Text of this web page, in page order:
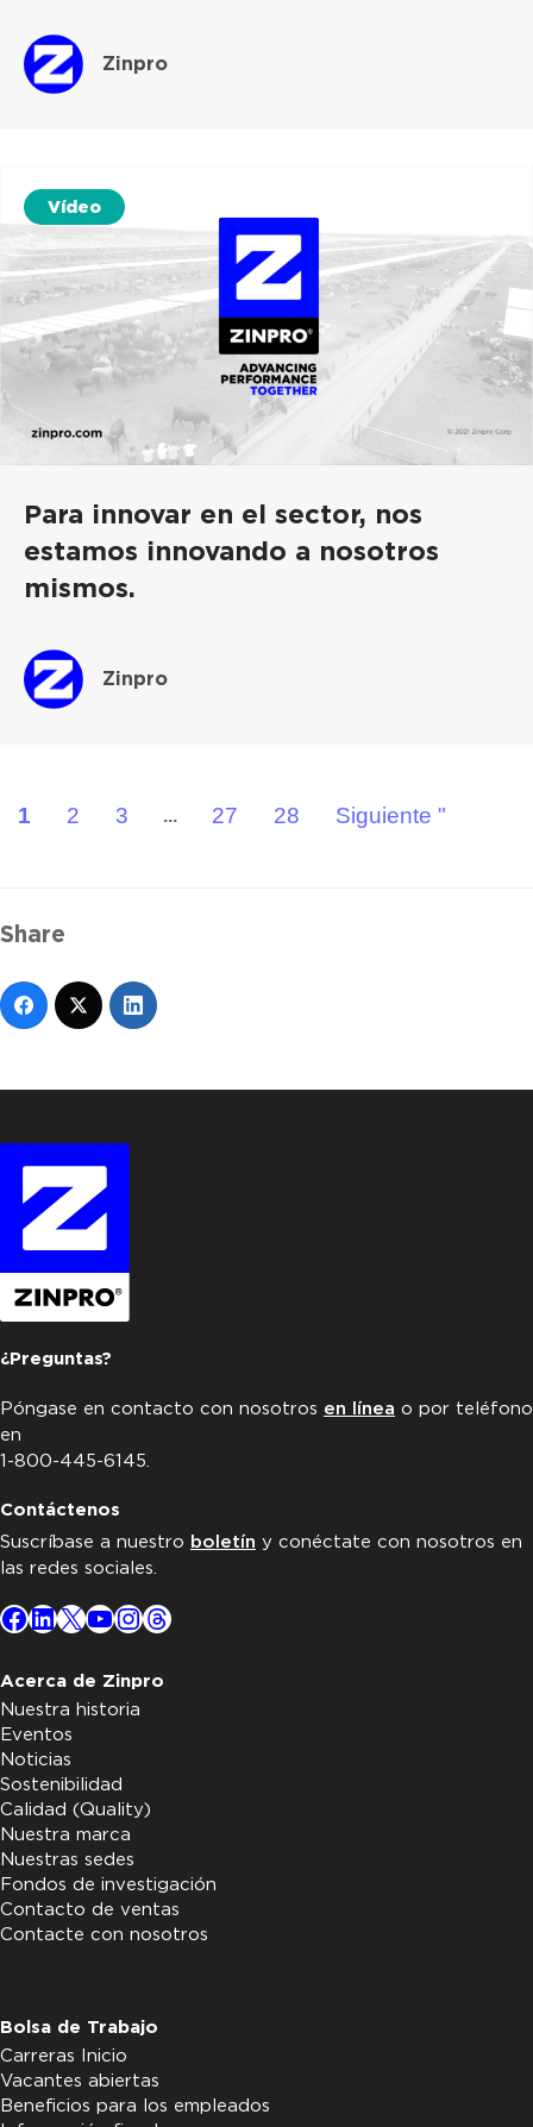
Zinpro
Vídeo
Para innovar en el sector, nos
estamos innovando a nosotros
mismos.
Zinpro
1 2 3 ... 27 28 Siguiente "
Share
¿Preguntas?
Póngase en contacto con nosotros en línea o por teléfono
en
1-800-445-6145.
Contáctenos
Suscríbase a nuestro boletín y conéctate con nosotros en
las redes sociales.
Facebook
LinkedIn
X YouTube
Instagram
Threads
Acerca de Zinpro
Nuestra historia
Eventos
Noticias
Sostenibilidad
Calidad (Quality)
Nuestra marca
Nuestras sedes
Fondos de investigación
Contacto de ventas
Contacte con nosotros
Bolsa de Trabajo
Carreras Inicio
Vacantes abiertas
Beneficios para los empleados